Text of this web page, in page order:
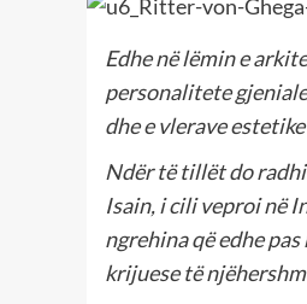
Edhe në lëmin e
personalitete
dhe e vlerave
Ndër të tillët do
Isain, i cili veproi në
ngrehina që edhe
krijuese të